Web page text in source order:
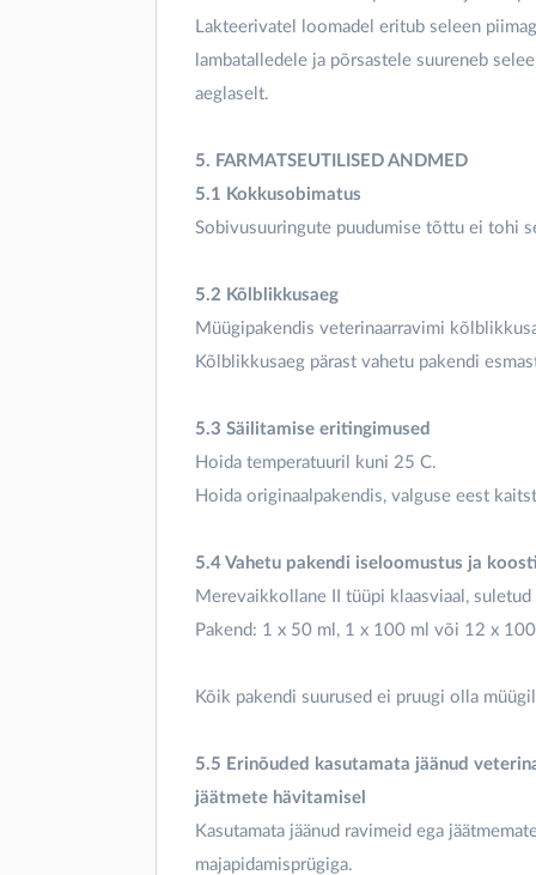
Lakteerivatel loomadel eritub seleen
lambatalledele ja põrsastele suureneb
aeglaselt.
5. FARMATSEUTILISED ANDMED
5.1 Kokkusobimatus
Sobivusuuringute puudumise tõttu ei tohi
5.2 Kõlblikkusaeg
Müügipakendis veterinaarravimi
Kõlblikkusaeg pärast vahetu pakendi
5.3 Säilitamise eritingimused
Hoida temperatuuril kuni 25 C.
Hoida originaalpakendis, valguse eest
5.4 Vahetu pakendi iseloomustus ja
Merevaikkollane II tüüpi klaasviaal,
Pakend: 1 x 50 ml, 1 x 100 ml või 12 x
Kõik pakendi suurused ei pruugi olla
5.5 Erinõuded kasutamata jäänud
jäätmete hävitamisel
Kasutamata jäänud ravimeid ega
majapidamisprügiga.